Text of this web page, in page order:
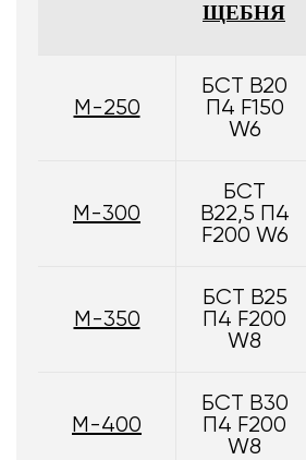
ЩЕБНЯ
М-250
БСТ В20
П4 F150
W6
М-300
БСТ
В22,5 П4
F200 W6
М-350
БСТ В25
П4 F200
W8
М-400
БСТ В30
П4 F200
W8